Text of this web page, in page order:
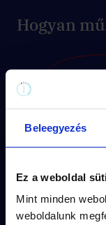
Beleegyezés
Ez a weboldal
Mint minden
weboldalunk
Hogyan
A
történeté
A város